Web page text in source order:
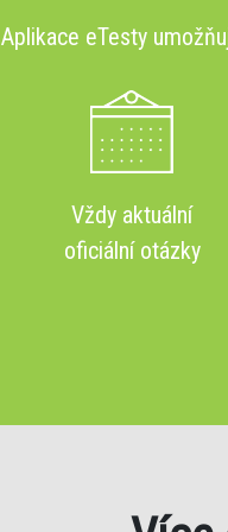
Aplikace eTesty
Vždy aktuální
oficiální otázky